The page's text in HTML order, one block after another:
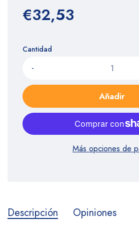
€32,53
Cantidad
-
Añadir
Más opciones de
Descripción Opiniones